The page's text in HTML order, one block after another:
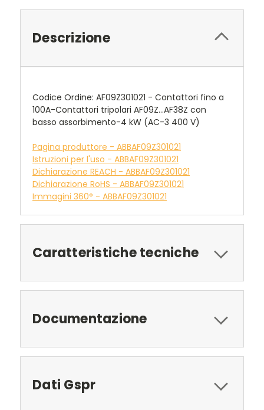
Descrizione
Codice Ordine: AF09Z301021 - Contattori fino a
100A-Contattori tripolari AF09Z…AF38Z con
basso assorbimento-4 kW (AC-3 400 V)
Pagina produttore - ABBAF09Z301021
Istruzioni per l'uso - ABBAF09Z301021
Dichiarazione REACH - ABBAF09Z301021
Dichiarazione RoHS - ABBAF09Z301021
Immagini 360° - ABBAF09Z301021
Caratteristiche tecniche
Documentazione
Dati Gspr